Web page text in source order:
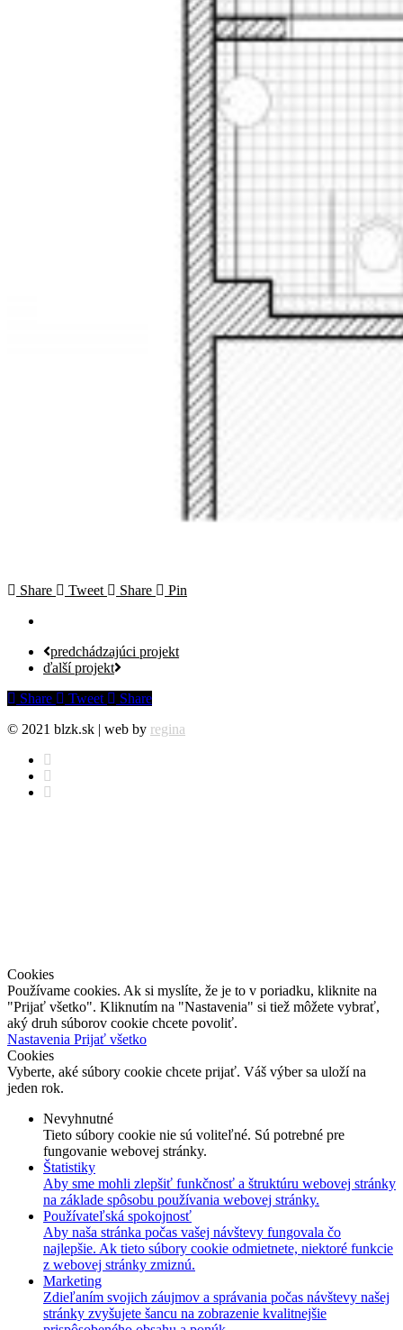
Share Tweet Share Pin
predchádzajúci projekt
ďalší projekt
Share
Tweet
Share
© 2021 blzk.sk | web by regina
facebook
instagram
behance
Cookies
Používame cookies. Ak si myslíte, že je to v poriadku, kliknite na
"Prijať všetko". Kliknutím na "Nastavenia" si tiež môžete vybrať,
aký druh súborov cookie chcete povoliť.
Nastavenia Prijať všetko
Cookies
Vyberte, aké súbory cookie chcete prijať. Váš výber sa uloží na
jeden rok.
Nevyhnutné
Tieto súbory cookie nie sú voliteľné. Sú potrebné pre
fungovanie webovej stránky.
Štatistiky
Aby sme mohli zlepšiť funkčnosť a štruktúru webovej stránky
na základe spôsobu používania webovej stránky.
Používateľská spokojnosť
Aby naša stránka počas vašej návštevy fungovala čo
najlepšie. Ak tieto súbory cookie odmietnete, niektoré funkcie
z webovej stránky zmiznú.
Marketing
Zdieľaním svojich záujmov a správania počas návštevy našej
stránky zvyšujete šancu na zobrazenie kvalitnejšie